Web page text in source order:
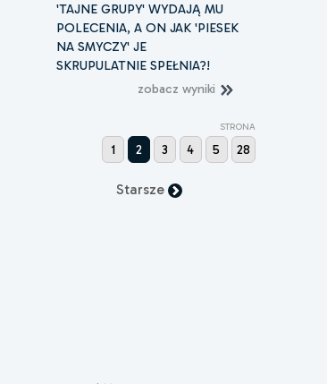
'TAJNE GRUPY' WYDAJĄ MU
POLECENIA, A ON JAK 'PIESEK
NA SMYCZY' JE
SKRUPULATNIE SPEŁNIA?!
zobacz wyniki
STRONA
1 2 3 4 5 28
Starsze